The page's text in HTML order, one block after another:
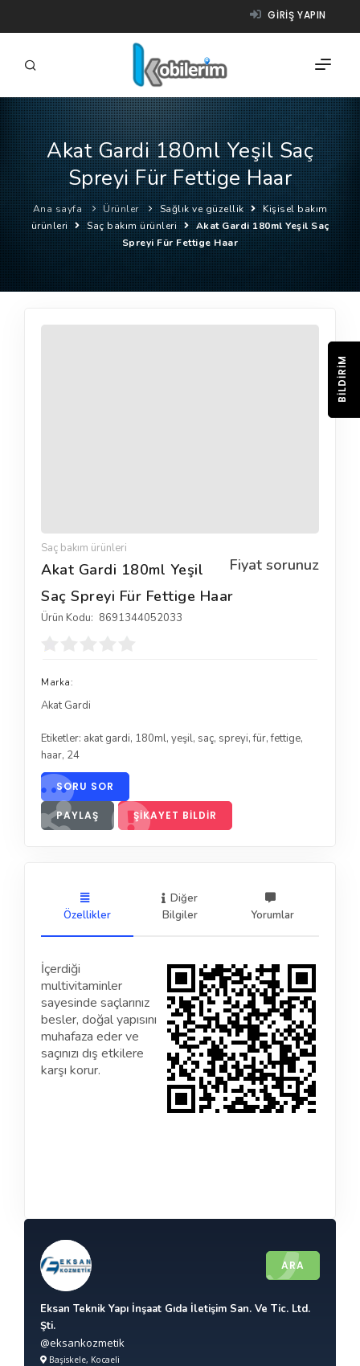
GIRIŞ YAPIN
FIRMALAR
ÜRÜNLER
NASIL ÇALIŞIR?
YARDIM
Akat Gardi 180ml Yeşil Saç
Spreyi Für Fettige Haar
Ana sayfa Ürünler Sağlık ve güzellik
Kişisel bakım
ürünleri
Saç bakım ürünleri
Akat Gardi 180ml Yeşil Saç
Spreyi Für Fettige Haar
Saç bakım ürünleri
Fiyat sorunuz
Akat Gardi 180ml Yeşil
Saç Spreyi Für Fettige Haar
Ürün Kodu: 8691344052033
Marka:
Akat Gardi
Etiketler: akat gardi, 180ml, yeşil, saç, spreyi,für,fettige,
haar, 24
SORU SOR
PAYLAŞ ŞIKAYET BILDIR
Özellikler
Diğer
Bilgiler
Yorumlar
İçerdiği
multivitaminler
sayesinde saçlarınız
besler, doğal yapısını
muhafaza eder ve
saçınızı dış etkilere
karşı korur.
ARA
Eksan Teknik Yapı İnşaat Gıda İletişim San. Ve Tic. Ltd.
Şti.
@eksankozmetik
Başiskele, Kocaeli
BILDIRIM